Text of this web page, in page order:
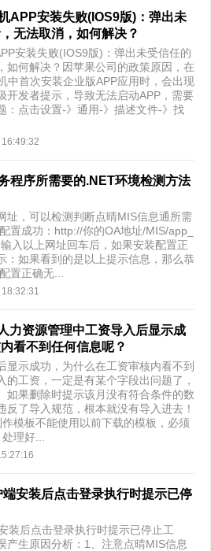
APP安装失败(IOS9版)：弹出未
无法取消，如何解决？
安装失败(IOS9版)：弹出未受信任的
如何解决？因苹果公司的政策原因，在
中首次安装企业版APP应用时，会出现
开发者提示，导致无法启动APP，需要
：点击设置-》通用-》描述文件-》找
程序所需要的.NET环境检测方法
址，可以检测判断点晴MIS信息通所需
置成功：http://你的OA地址/MIS/app_
入以上网址回车后，如果安装配置正
：如果看到的是以上提示信息，那么恭
置正确无...
力资源管理中工资导入后显示成
看不到任何信息呢？
显示成功，为什么在工资审核内看不到
的工资，一定是有某个字段出问题了，
如果删除时提示该月没有符合条件的数
反了导入规范，根本就没有导入进去！
模板不能使用以前下载的模板，必须
理好...
安装后点击登录执行时提示已停
装后点击登录执行时提示已停止工
产生原因分析：1、注意点晴MIS信息